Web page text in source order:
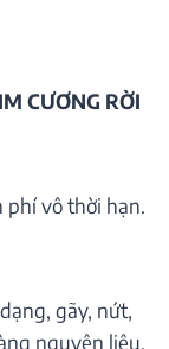
CƯƠNG RỜI
phí vô thời hạn.
gãy, nứt,
nguyên liệu.